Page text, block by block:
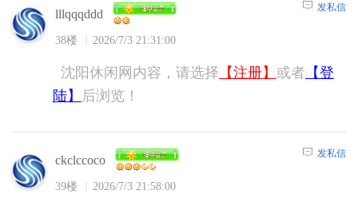
lllqqqddd
38楼 2026/7/3 21:31:00
发私信
沈阳休闲网内容，请选择 【注册】 或者 【登
陆】
后浏览！
ckclccoco
39楼 2026/7/3 21:58:00
发私信